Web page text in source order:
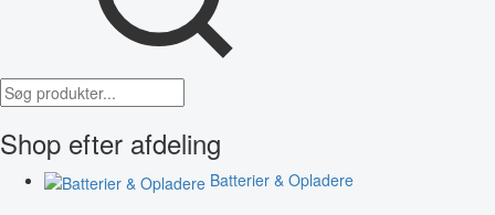
Shop efter afdeling
Batterier & Opladere